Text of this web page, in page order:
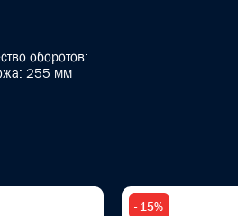
оборотов:
255 мм
- 15%